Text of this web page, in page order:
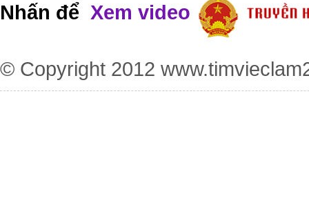
Nhấn để Xem video
© Copyright 2012